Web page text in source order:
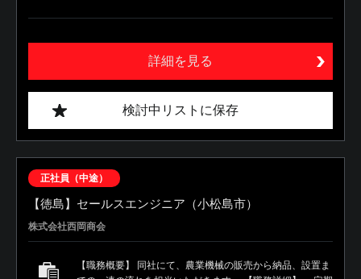
詳細を見る
検討中リストに保存
正社員（中途）
【徳島】セールスエンジニア（小松島市）
株式会社西岡商会
【職務概要】 同社にて、農業機械の販売から納品、設置ま